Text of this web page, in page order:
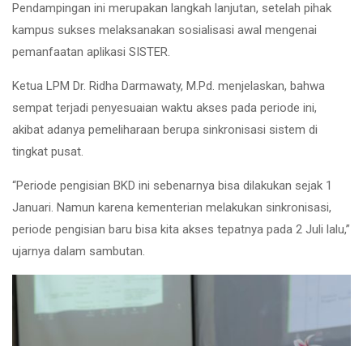
Pendampingan ini merupakan langkah lanjutan, setelah pihak
kampus sukses melaksanakan sosialisasi awal mengenai
pemanfaatan aplikasi SISTER.
Ketua LPM Dr. Ridha Darmawaty, M.Pd. menjelaskan, bahwa
sempat terjadi penyesuaian waktu akses pada periode ini,
akibat adanya pemeliharaan berupa sinkronisasi sistem di
tingkat pusat.
“Periode pengisian BKD ini sebenarnya bisa dilakukan sejak 1
Januari. Namun karena kementerian melakukan sinkronisasi,
periode pengisian baru bisa kita akses tepatnya pada 2 Juli lalu,”
ujarnya dalam sambutan.